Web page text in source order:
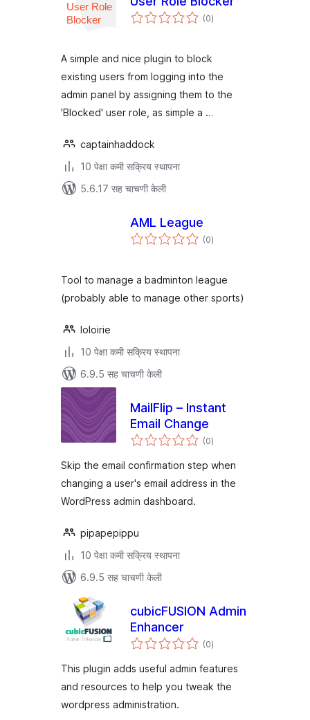
(0एकूण
मूल्यांकन
)
A simple and nice plugin to block
existing users from logging into the
admin panel by assigning them to the
'Blocked' user role, as simple a …
captainhaddock
10 पेक्षा कमी सक्रिय स्थापना
5.6.17 सह चाचणी केली
AML League
(0एकूण
मूल्यांकन
)
Tool to manage a badminton league
(probably able to manage other sports)
loloirie
10 पेक्षा कमी सक्रिय स्थापना
6.9.5 सह चाचणी केली
MailFlip – Instant
Email Change
(0एकूण
मूल्यांकन
)
Skip the email confirmation step when
changing a user's email address in the
WordPress admin dashboard.
pipapepippu
10 पेक्षा कमी सक्रिय स्थापना
6.9.5 सह चाचणी केली
cubicFUSION Admin
Enhancer
(0एकूण
मूल्यांकन
)
This plugin adds useful admin features
and resources to help you tweak the
wordpress administration.